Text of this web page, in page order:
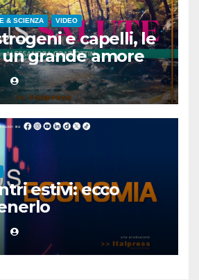
& SCIENZA VIDEO
e capelli, le
grande amore
estivi: ecco